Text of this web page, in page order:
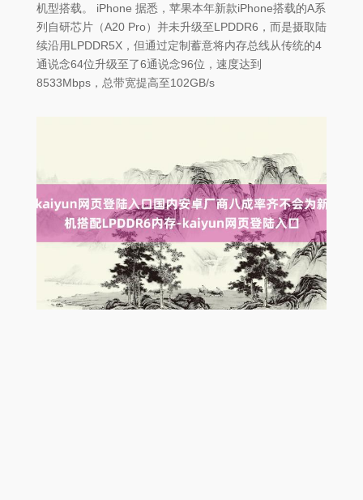
机型搭载。 iPhone 据悉，苹果本年新款iPhone搭载的A系
列自研芯片（A20 Pro）并未升级至LPDDR6，而是摄取陆
续沿用LPDDR5X，但通过定制蓄意将内存总线从传统的4
通说念64位升级至了6通说念96位，速度达到
8533Mbps，总带宽提高至102GB/s